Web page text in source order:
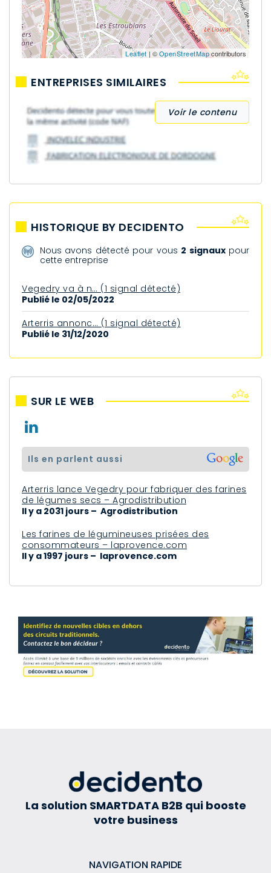
Leaflet | ©OpenStreetMapcontributors
ENTREPRISES SIMILAIRES
Voir le contenu
HISTORIQUE BY DECIDENTO
Nous avons détecté pour vous 2 signauxpour
cette entreprise
Vegedry va à n… (1 signal détecté)
Publié le 02/05/2022
Arterris annonc… (1 signal détecté)
Publié le 31/12/2020
SUR LE WEB
ils en parlent aussi
Arterris lance Vegedry pour fabriquer des farines
de légumes secs – Agrodistribution
Il y a 2031 jours – Agrodistribution
Les farines de légumineuses prisées des
consommateurs – laprovence.com
Il y a 1997 jours – laprovence.com
La solution SMARTDATA B2B qui booste
votre business
NAVIGATION RAPIDE